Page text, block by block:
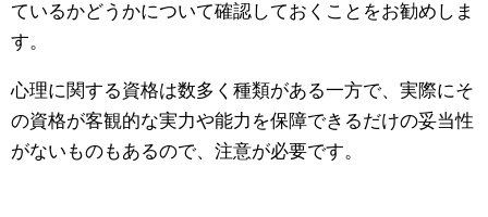
ているかどうかについて確認しておくことをお勧めしま
す。
心理に関する資格は数多く種類がある一方で、実際にそ
の資格が客観的な実力や能力を保障できるだけの妥当性
がないものもあるので、注意が必要です。